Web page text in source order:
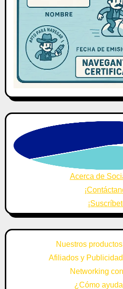
Acerca de
Nuestros
Afiliados y
Networking
¿Cómo